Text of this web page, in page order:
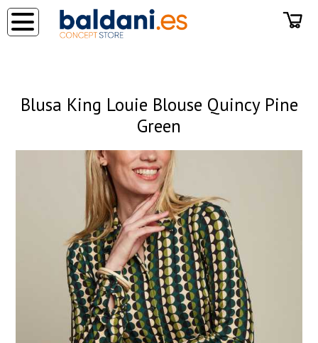
Blusa King Louie Blouse Quincy Pine
Green